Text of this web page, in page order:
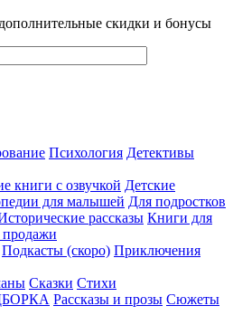
скидки и бонусы
Психология Детективы
книги с озвучкой Детские
для малышей Для подростков
рассказы Книги для
Подкасты (скоро) Приключения
Сказки Стихи
Рассказы и прозы Сюжеты